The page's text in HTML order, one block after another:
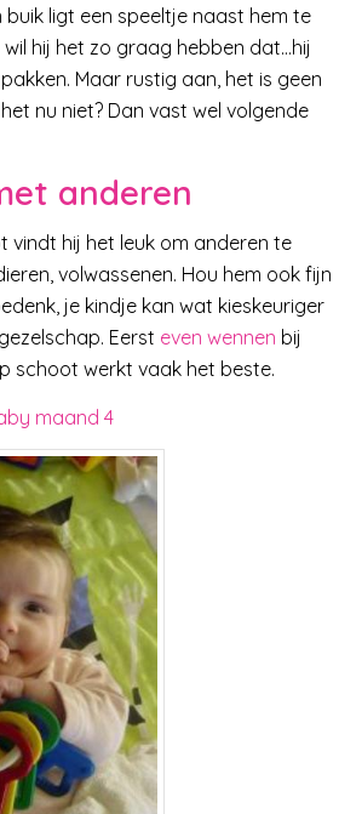
buik ligt een speeltje naast hem te
wil hij het zo graag hebben dat…hij
Maar rustig aan, het is geen
nu niet? Dan vast wel volgende
anderen
vindt hij het leuk om anderen te
volwassenen. Hou hem ook fijn
je kindje kan wat kieskeuriger
Eerst even wennen bij
schoot werkt vaak het beste.
maand 4